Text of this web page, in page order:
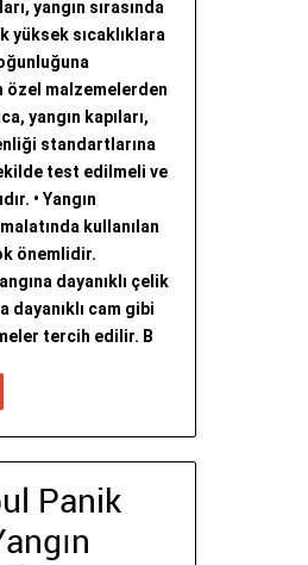
yangın sırasında
yüksek sıcaklıklara
özel malzemelerden
yangın kapıları,
standartlarına
test edilmeli ve
• Yangın
kullanılan
önemlidir.
dayanıklı çelik
dayanıklı cam gibi
tercih edilir. B
Panik